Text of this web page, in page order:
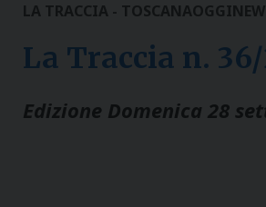
LA TRACCIA - TOSCANAOGGI
La Traccia n.
Edizione Domenica 28